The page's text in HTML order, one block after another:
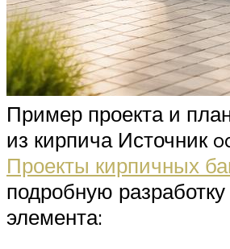
Пример проекта и
из кирпича Источник
Проекты кирпичных
подробную разработку
элемента: